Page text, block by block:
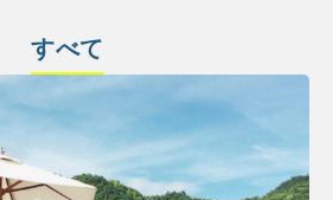
すべて